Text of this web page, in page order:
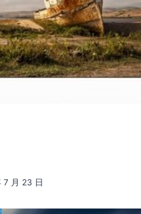
7 月 23 日